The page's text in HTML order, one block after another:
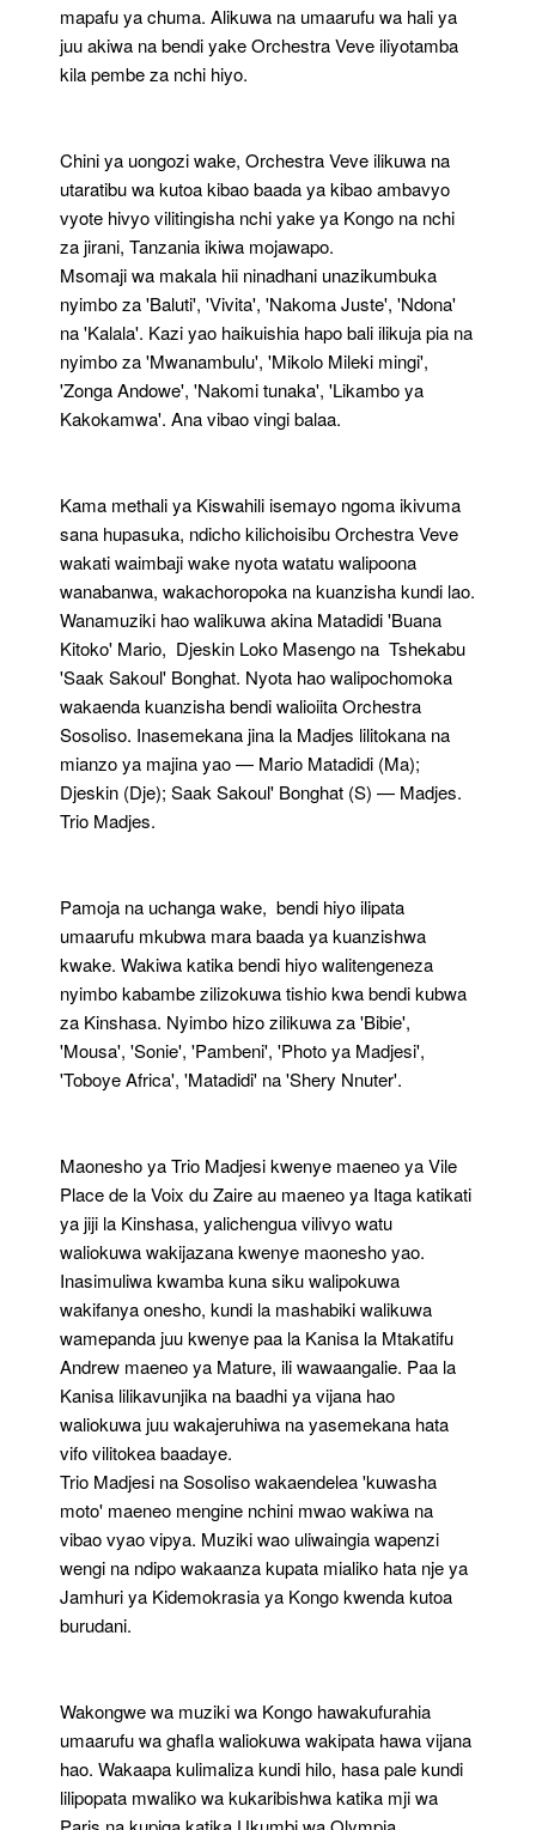
mapafu ya chuma. Alikuwa na umaarufu wa hali ya
juu akiwa na bendi yake Orchestra Veve iliyotamba
kila pembe za nchi hiyo.
Chini ya uongozi wake, Orchestra Veve ilikuwa na
utaratibu wa kutoa kibao baada ya kibao ambavyo
vyote hivyo vilitingisha nchi yake ya Kongo na nchi
za jirani, Tanzania ikiwa mojawapo.
Msomaji wa makala hii ninadhani unazikumbuka
nyimbo za 'Baluti', 'Vivita', 'Nakoma Juste', 'Ndona'
na 'Kalala'. Kazi yao haikuishia hapo bali ilikuja pia na
nyimbo za 'Mwanambulu', 'Mikolo Mileki mingi',
'Zonga Andowe', 'Nakomi tunaka', 'Likambo ya
Kakokamwa'. Ana vibao vingi balaa.
Kama methali ya Kiswahili isemayo ngoma ikivuma
sana hupasuka, ndicho kilichoisibu Orchestra Veve
wakati waimbaji wake nyota watatu walipoona
wanabanwa, wakachoropoka na kuanzisha kundi lao.
Wanamuziki hao walikuwa akina Matadidi 'Buana
Kitoko' Mario, Djeskin Loko Masengo na Tshekabu
'Saak Sakoul' Bonghat. Nyota hao walipochomoka
wakaenda kuanzisha bendi walioiita Orchestra
Sosoliso. Inasemekana jina la Madjes lilitokana na
mianzo ya majina yao — Mario Matadidi (Ma);
Djeskin (Dje); Saak Sakoul' Bonghat (S) — Madjes.
Trio Madjes.
Pamoja na uchanga wake, bendi hiyo ilipata
umaarufu mkubwa mara baada ya kuanzishwa
kwake. Wakiwa katika bendi hiyo walitengeneza
nyimbo kabambe zilizokuwa tishio kwa bendi kubwa
za Kinshasa. Nyimbo hizo zilikuwa za 'Bibie',
'Mousa', 'Sonie', 'Pambeni', 'Photo ya Madjesi',
'Toboye Africa', 'Matadidi' na 'Shery Nnuter'.
Maonesho ya Trio Madjesi kwenye maeneo ya Vile
Place de la Voix du Zaire au maeneo ya Itaga katikati
ya jiji la Kinshasa, yalichengua vilivyo watu
waliokuwa wakijazana kwenye maonesho yao.
Inasimuliwa kwamba kuna siku walipokuwa
wakifanya onesho, kundi la mashabiki walikuwa
wamepanda juu kwenye paa la Kanisa la Mtakatifu
Andrew maeneo ya Mature, ili wawaangalie. Paa la
Kanisa lilikavunjika na baadhi ya vijana hao
waliokuwa juu wakajeruhiwa na yasemekana hata
vifo vilitokea baadaye.
Trio Madjesi na Sosoliso wakaendelea 'kuwasha
moto' maeneo mengine nchini mwao wakiwa na
vibao vyao vipya. Muziki wao uliwaingia wapenzi
wengi na ndipo wakaanza kupata mialiko hata nje ya
Jamhuri ya Kidemokrasia ya Kongo kwenda kutoa
burudani.
Wakongwe wa muziki wa Kongo hawakufurahia
umaarufu wa ghafla waliokuwa wakipata hawa vijana
hao. Wakaapa kulimaliza kundi hilo, hasa pale kundi
lilipopata mwaliko wa kukaribishwa katika mji wa